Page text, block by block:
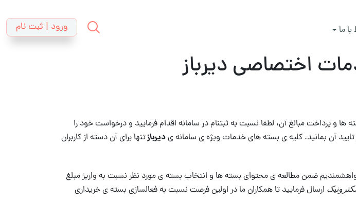
با ما ورود | ثبت نام
اختصاصی دیرباز
و پرداخت مبالغ آن، لطفا نسبت به ثبتنام در سامانه اقدام فرمایید و درخواست خود را
آن بمانید. کلیه ی بسته های خدمات ویژه ی سامانه یدیربازتنها برای آن دسته از کاربران
ضمن مطالعه ی محتوای بسته ها و انتخاب بسته ی مورد نظر نسبت به واریز مبلغ
ارسال فرمایید تا همکاران ما در اولین فرصت نسبت به فعالسازی بسته ی خریداری